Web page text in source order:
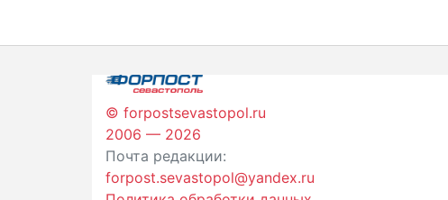
© forpostsevastopol.ru
2006 — 2026
Почта редакции:
forpost.sevastopol@yandex.ru